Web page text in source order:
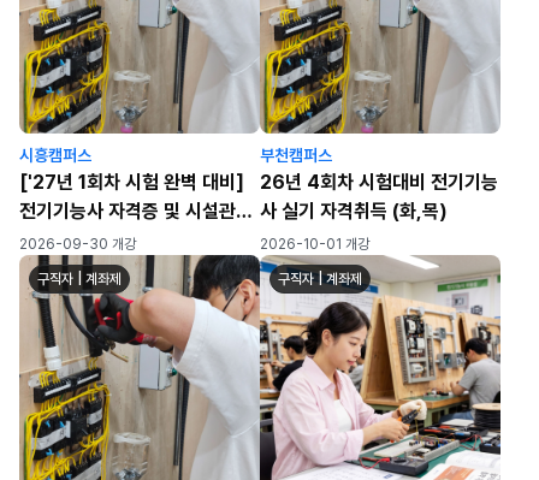
시흥캠퍼스
['27년 1회차 시험 완벽 대비]
전기기능사 자격증 및 시설관리
실무 ★수료인원 자격증 취득률
100%!(24년 8월 수료과
정)★
2026-09-30 개강
부천캠퍼스
26년 4회차 시험대비 전기기능
사 실기 자격취득 (화,목)
2026-10-01 개강
구직자 | 계좌제 구직자 | 계좌제